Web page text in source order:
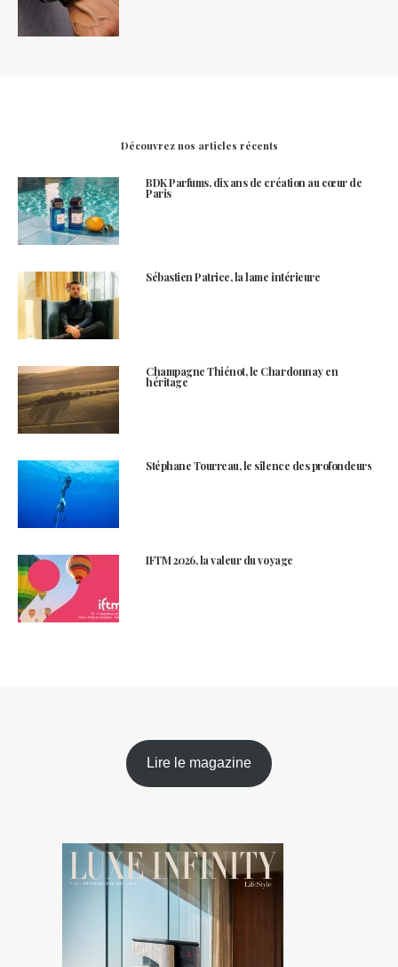
Découvrez nos articles récents
BDK Parfums, dix ans de création au cœur de
Paris
Sébastien Patrice, la lame intérieure
Champagne Thiénot, le Chardonnay en
héritage
Stéphane Tourreau, le silence des profondeurs
IFTM 2026, la valeur du voyage
Lire le magazine